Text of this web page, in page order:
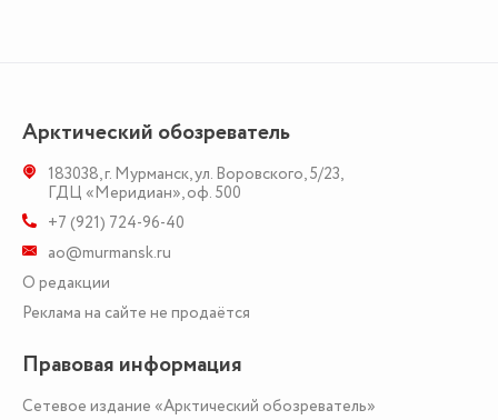
Арктический обозреватель
183038,г. Мурманск,ул. Воровского, 5/23,
ГДЦ «Меридиан», оф. 500
+7 (921) 724-96-40
ao@murmansk.ru
О редакции
Реклама на сайте не продаётся
Правовая информация
Сетевое издание «Арктический обозреватель»